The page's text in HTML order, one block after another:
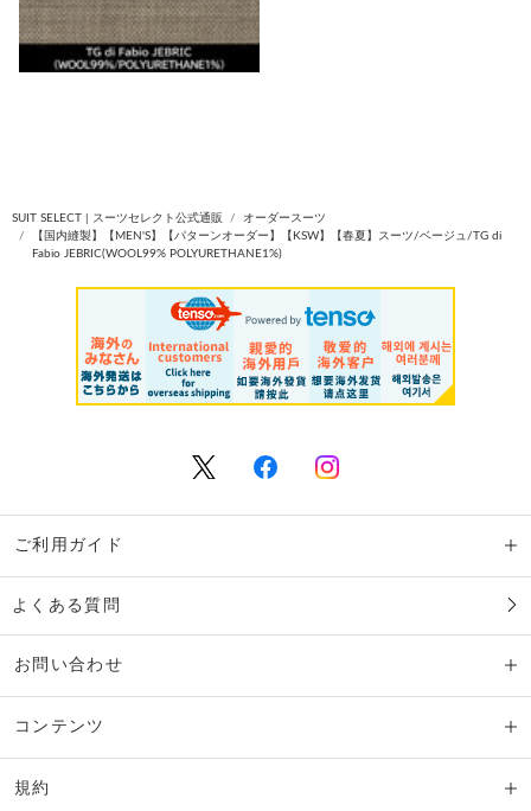
SUIT SELECT | スーツセレクト公式通販
オーダースーツ
【国内縫製】【MEN'S】【パターンオーダー】【KSW】【春夏】スーツ/ベージュ/TG di
Fabio JEBRIC(WOOL99% POLYURETHANE1%)
ご利用ガイド
よくある質問
お問い合わせ
コンテンツ
規約